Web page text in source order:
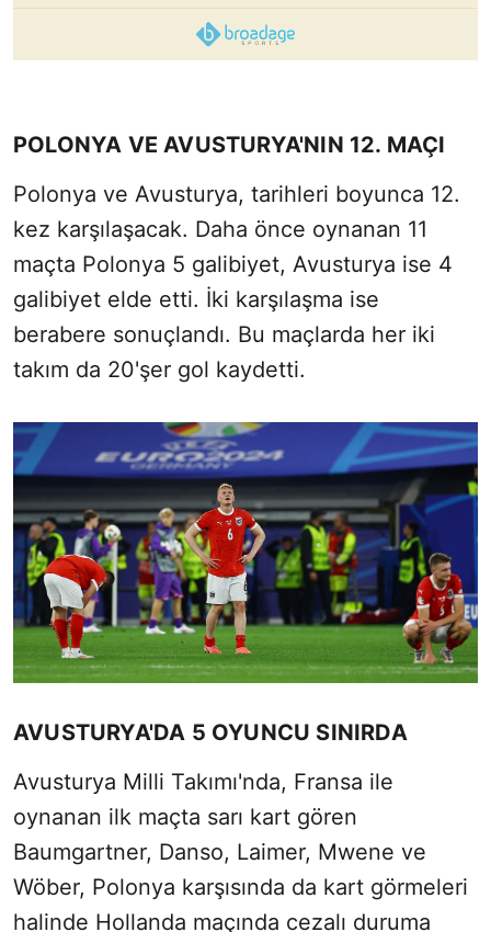
POLONYA VE AVUSTURYA'NIN 12. MAÇI
Polonya ve Avusturya, tarihleri boyunca 12.
kez karşılaşacak. Daha önce oynanan 11
maçta Polonya 5 galibiyet, Avusturya ise 4
galibiyet elde etti. İki karşılaşma ise
berabere sonuçlandı. Bu maçlarda her iki
takım da 20'şer gol kaydetti.
AVUSTURYA'DA 5 OYUNCU SINIRDA
Avusturya Milli Takımı'nda, Fransa ile
oynanan ilk maçta sarı kart gören
Baumgartner, Danso, Laimer, Mwene ve
Wöber, Polonya karşısında da kart görmeleri
halinde Hollanda maçında cezalı duruma